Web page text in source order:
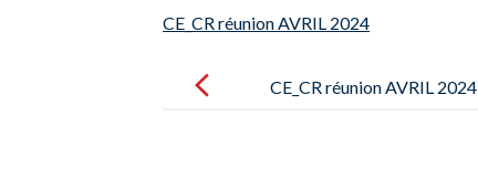
CE_CR réunion AVRIL 2024
navigation
CE_CR réunion AVRIL 2024